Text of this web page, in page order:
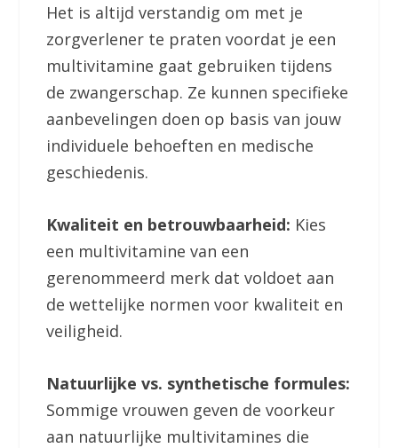
Het is altijd verstandig om met je
zorgverlener te praten voordat je een
multivitamine gaat gebruiken tijdens
de zwangerschap. Ze kunnen specifieke
aanbevelingen doen op basis van jouw
individuele behoeften en medische
geschiedenis.
Kwaliteit en betrouwbaarheid: Kies
een multivitamine van een
gerenommeerd merk dat voldoet aan
de wettelijke normen voor kwaliteit en
veiligheid.
Natuurlijke vs. synthetische formules:
Sommige vrouwen geven de voorkeur
aan natuurlijke multivitamines die